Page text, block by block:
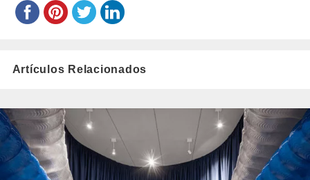
Artículos Relacionados